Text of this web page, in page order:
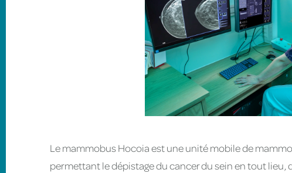
Le mammobus Hocoia est une unité mobile de
permettant le dépistage du cancer du sein en tout lieu,